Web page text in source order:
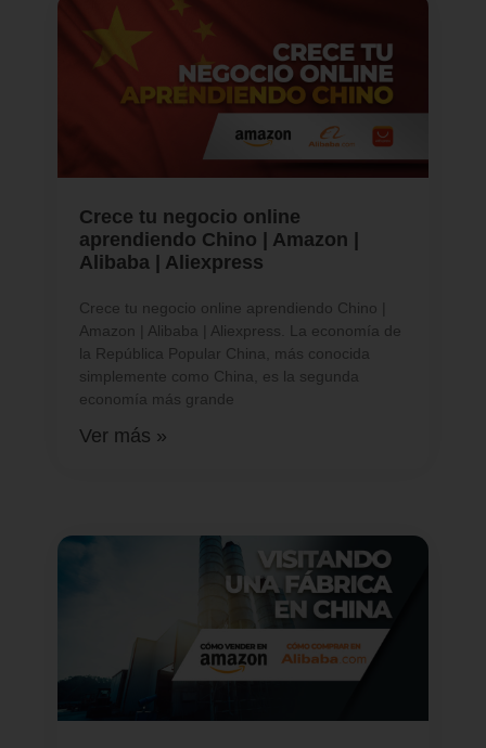
Crece tu negocio online
aprendiendo Chino | Amazon |
Alibaba | Aliexpress
Crece tu negocio online aprendiendo Chino |
Amazon | Alibaba | Aliexpress. La economía de
la República Popular China, más conocida
simplemente como China, es la segunda
economía más grande
Ver más »